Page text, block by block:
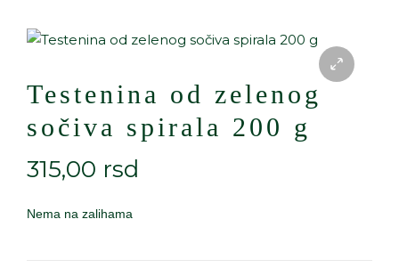
Testenina od zelenog
sočiva spirala 200 g
315,00 rsd
Nema na zalihama